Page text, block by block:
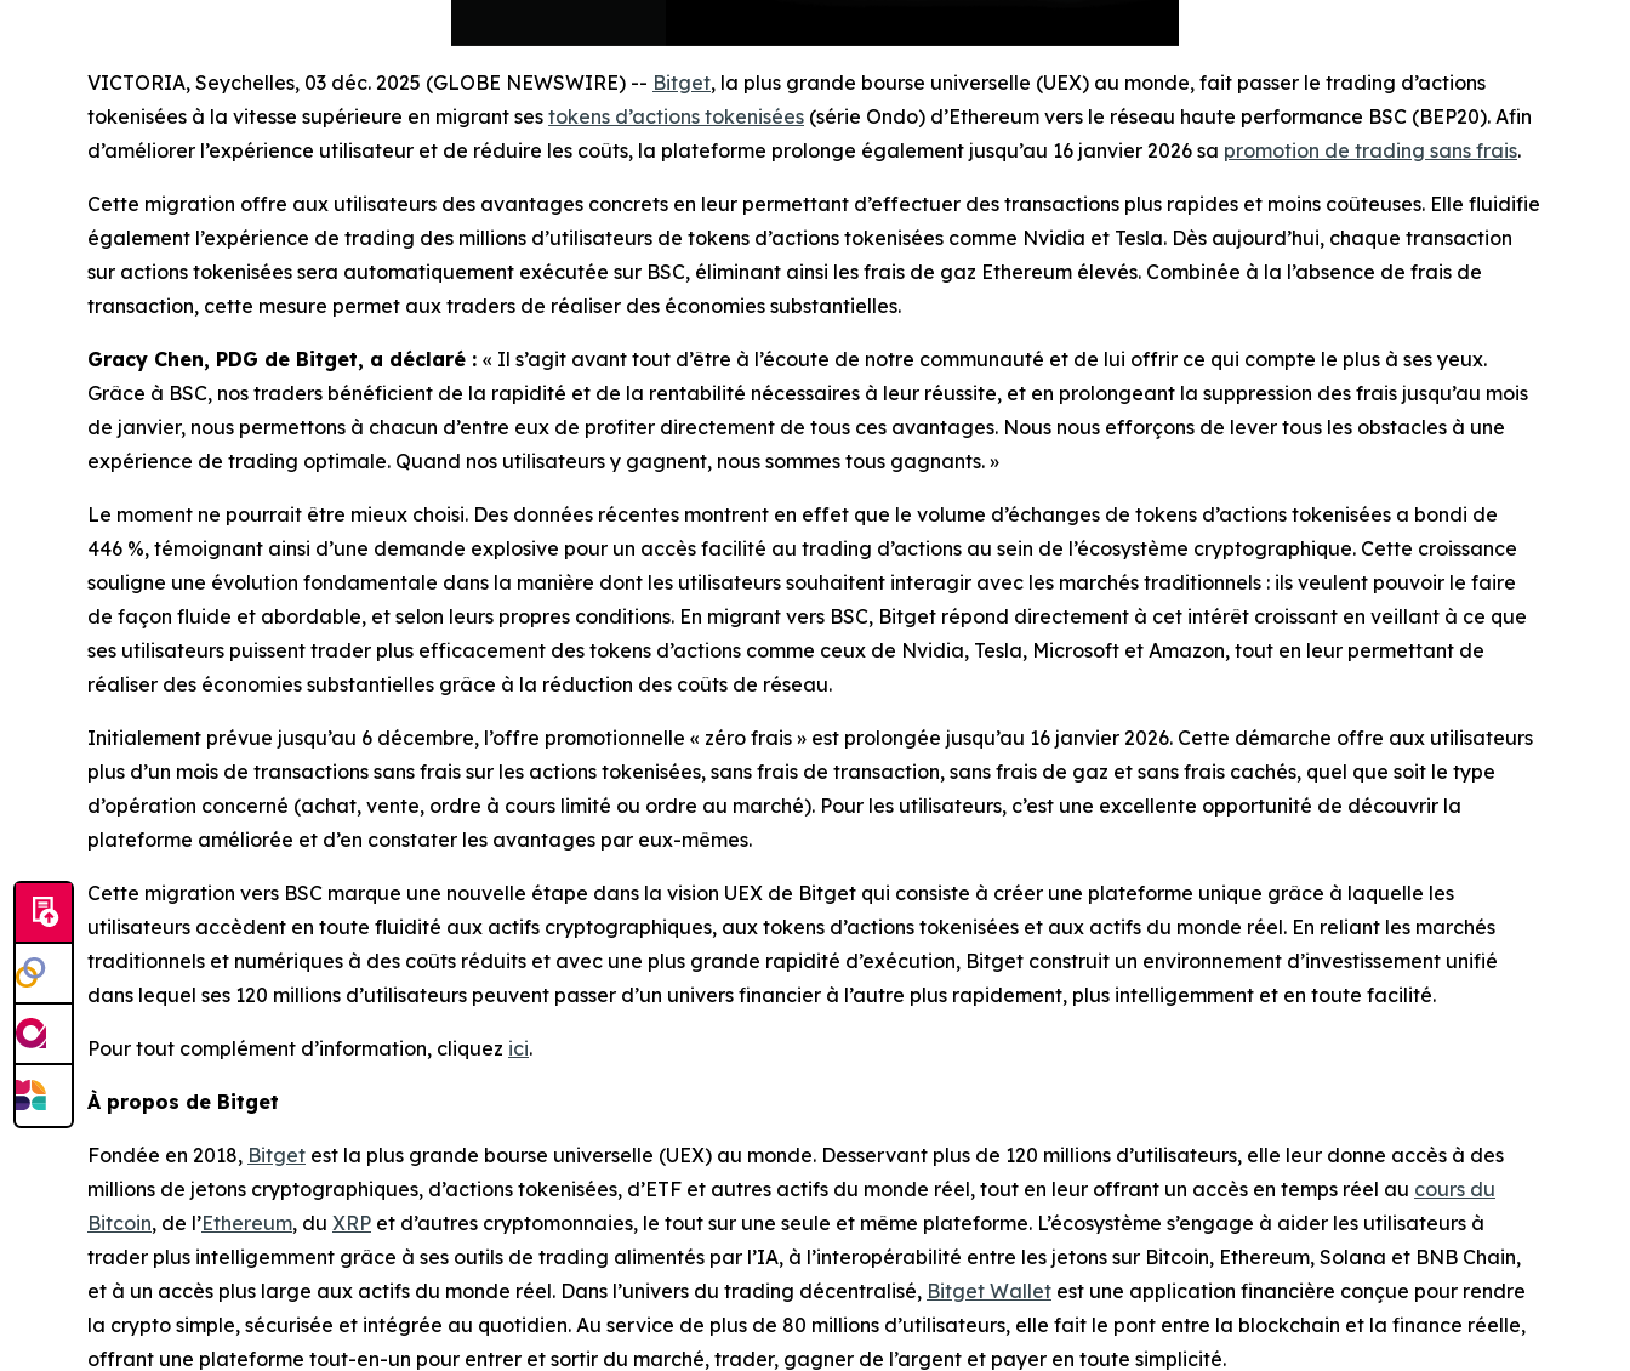
VICTORIA, Seychelles, 03 déc. 2025 (GLOBE NEWSWIRE) -- Bitget, la plus grande bourse universelle (UEX) au monde, fait passer le trading d’actions
tokenisées à la vitesse supérieure en migrant ses tokens d’actions tokenisées (série Ondo) d’Ethereum vers le réseau haute performance BSC (BEP20). Afin
d’améliorer l’expérience utilisateur et de réduire les coûts, la plateforme prolonge également jusqu’au 16 janvier 2026 sa promotion de trading sans frais.
Cette migration offre aux utilisateurs des avantages concrets en leur permettant d’effectuer des transactions plus rapides et moins coûteuses. Elle fluidifie
également l’expérience de trading des millions d’utilisateurs de tokens d’actions tokenisées comme Nvidia et Tesla. Dès aujourd’hui, chaque transaction
sur actions tokenisées sera automatiquement exécutée sur BSC, éliminant ainsi les frais de gaz Ethereum élevés. Combinée à la l’absence de frais de
transaction, cette mesure permet aux traders de réaliser des économies substantielles.
Gracy Chen, PDG de Bitget, a déclaré : « Il s’agit avant tout d’être à l’écoute de notre communauté et de lui offrir ce qui compte le plus à ses yeux.
Grâce à BSC, nos traders bénéficient de la rapidité et de la rentabilité nécessaires à leur réussite, et en prolongeant la suppression des frais jusqu’au mois
de janvier, nous permettons à chacun d’entre eux de profiter directement de tous ces avantages. Nous nous efforçons de lever tous les obstacles à une
expérience de trading optimale. Quand nos utilisateurs y gagnent, nous sommes tous gagnants. »
Le moment ne pourrait être mieux choisi. Des données récentes montrent en effet que le volume d’échanges de tokens d’actions tokenisées a bondi de
446 %, témoignant ainsi d’une demande explosive pour un accès facilité au trading d’actions au sein de l’écosystème cryptographique. Cette croissance
souligne une évolution fondamentale dans la manière dont les utilisateurs souhaitent interagir avec les marchés traditionnels : ils veulent pouvoir le faire
de façon fluide et abordable, et selon leurs propres conditions. En migrant vers BSC, Bitget répond directement à cet intérêt croissant en veillant à ce que
ses utilisateurs puissent trader plus efficacement des tokens d’actions comme ceux de Nvidia, Tesla, Microsoft et Amazon, tout en leur permettant de
réaliser des économies substantielles grâce à la réduction des coûts de réseau.
Initialement prévue jusqu’au 6 décembre, l’offre promotionnelle « zéro frais » est prolongée jusqu’au 16 janvier 2026. Cette démarche offre aux utilisateurs
plus d’un mois de transactions sans frais sur les actions tokenisées, sans frais de transaction, sans frais de gaz et sans frais cachés, quel que soit le type
d’opération concerné (achat, vente, ordre à cours limité ou ordre au marché). Pour les utilisateurs, c’est une excellente opportunité de découvrir la
plateforme améliorée et d’en constater les avantages par eux-mêmes.
Cette migration vers BSC marque une nouvelle étape dans la vision UEX de Bitget qui consiste à créer une plateforme unique grâce à laquelle les
utilisateurs accèdent en toute fluidité aux actifs cryptographiques, aux tokens d’actions tokenisées et aux actifs du monde réel. En reliant les marchés
traditionnels et numériques à des coûts réduits et avec une plus grande rapidité d’exécution, Bitget construit un environnement d’investissement unifié
dans lequel ses 120 millions d’utilisateurs peuvent passer d’un univers financier à l’autre plus rapidement, plus intelligemment et en toute facilité.
Pour tout complément d’information, cliquez ici.
À propos de Bitget
Fondée en 2018, Bitget est la plus grande bourse universelle (UEX) au monde. Desservant plus de 120 millions d’utilisateurs, elle leur donne accès à des
millions de jetons cryptographiques, d’actions tokenisées, d’ETF et autres actifs du monde réel, tout en leur offrant un accès en temps réel au cours du
Bitcoin, de l’Ethereum, du XRP et d’autres cryptomonnaies, le tout sur une seule et même plateforme. L’écosystème s’engage à aider les utilisateurs à
trader plus intelligemment grâce à ses outils de trading alimentés par l’IA, à l’interopérabilité entre les jetons sur Bitcoin, Ethereum, Solana et BNB Chain,
et à un accès plus large aux actifs du monde réel. Dans l’univers du trading décentralisé, Bitget Wallet est une application financière conçue pour rendre
la crypto simple, sécurisée et intégrée au quotidien. Au service de plus de 80 millions d’utilisateurs, elle fait le pont entre la blockchain et la finance réelle,
offrant une plateforme tout-en-un pour entrer et sortir du marché, trader, gagner de l’argent et payer en toute simplicité.